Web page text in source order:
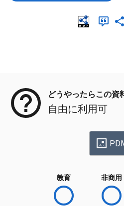
どうやったらこの資
自由に利用可
教育 非商用